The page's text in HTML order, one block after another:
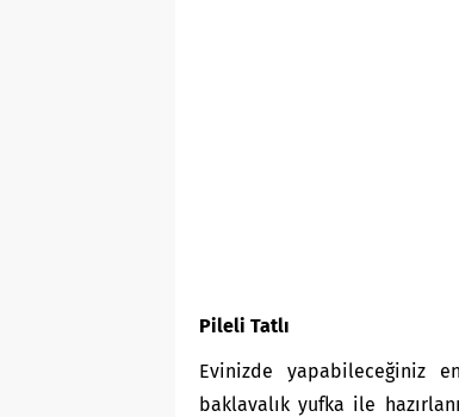
Pileli Tatlı
Evinizde yapabileceğiniz
baklavalık yufka ile